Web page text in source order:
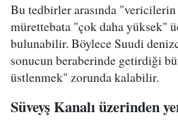
Bu tedbirler arasında "vericilerin
mürettebata "çok daha yüksek"
bulunabilir. Böylece Suudi
sonucun beraberinde getirdiği
üstlenmek" zorunda kalabilir.
Süveyş Kanalı üzerinden